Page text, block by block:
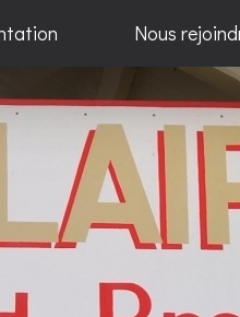
Nous